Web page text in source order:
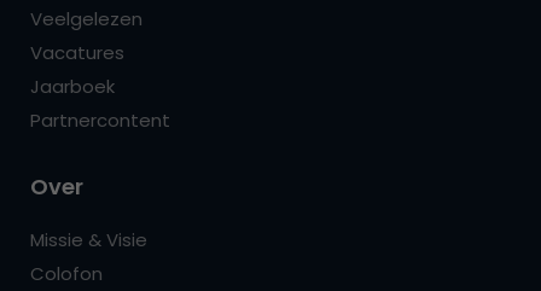
Veelgelezen
Vacatures
Jaarboek
Partnercontent
Over
Missie & Visie
Colofon